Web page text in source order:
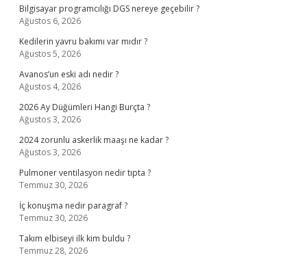
Bilgisayar programcılığı DGS nereye geçebilir ?
Ağustos 6, 2026
Kedilerin yavru bakımı var mıdır ?
Ağustos 5, 2026
Avanos’un eski adı nedir ?
Ağustos 4, 2026
2026 Ay Düğümleri Hangi Burçta ?
Ağustos 3, 2026
2024 zorunlu askerlik maaşı ne kadar ?
Ağustos 3, 2026
Pulmoner ventilasyon nedir tıpta ?
Temmuz 30, 2026
İç konuşma nedir paragraf ?
Temmuz 30, 2026
Takım elbiseyi ilk kim buldu ?
Temmuz 28, 2026